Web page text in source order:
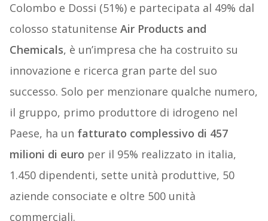
Colombo e Dossi (51%) e partecipata al 49% dal
colosso statunitense Air Products and
Chemicals, è un’impresa che ha costruito su
innovazione e ricerca gran parte del suo
successo. Solo per menzionare qualche numero,
il gruppo, primo produttore di idrogeno nel
Paese, ha un fatturato complessivo di 457
milioni di euro per il 95% realizzato in italia,
1.450 dipendenti, sette unità produttive, 50
aziende consociate e oltre 500 unità
commerciali.